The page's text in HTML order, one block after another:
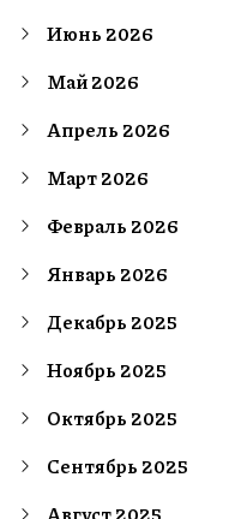
Июнь 2026
Май 2026
Апрель 2026
Март 2026
Февраль 2026
Январь 2026
Декабрь 2025
Ноябрь 2025
Октябрь 2025
Сентябрь 2025
Август 2025